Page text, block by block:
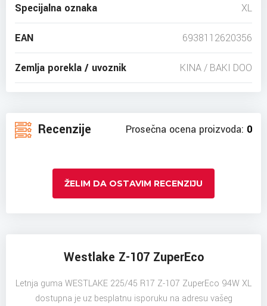
Specijalna oznaka XL
EAN 6938112620356
Zemlja porekla / uvoznik KINA / BAKI DOO
Recenzije Prosečna ocena proizvoda: 0
ŽELIM DA OSTAVIM RECENZIJU
Westlake Z-107 ZuperEco
Letnja guma WESTLAKE 225/45 R17 Z-107 ZuperEco 94W XL
dostupna je uz besplatnu isporuku na adresu vašeg